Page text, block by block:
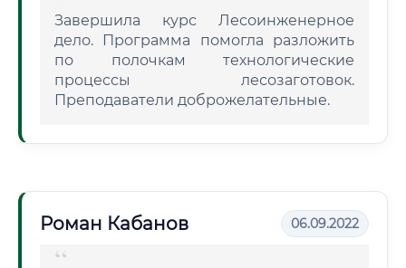
Завершила курс Лесоинженерное
дело. Программа помогла разложить
по полочкам технологические
процессы лесозаготовок.
Преподаватели доброжелательные.
Роман Кабанов 06.09.2022